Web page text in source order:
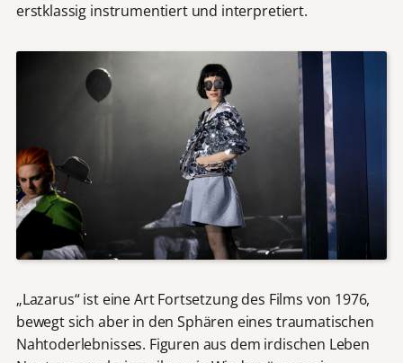
erstklassig instrumentiert und interpretiert.
„Lazarus“ ist eine Art Fortsetzung des Films von 1976,
bewegt sich aber in den Sphären eines traumatischen
Nahtoderlebnisses. Figuren aus dem irdischen Leben